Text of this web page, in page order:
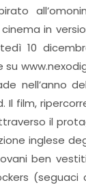
in
10
nell’anno
Il film,
il
inglese
ben
(seguaci